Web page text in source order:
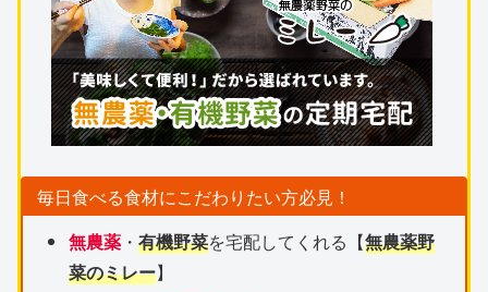
毎日食べる食材にこだわりたい方必見！
無農薬・ 有機野菜を宅配してくれる【無農薬野
菜のミレー】